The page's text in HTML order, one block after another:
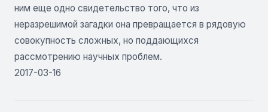
ним еще одно свидетельство того, что из
неразрешимой загадки она превращается в рядовую
совокупность сложных, но поддающихся
рассмотрению научных проблем.
2017-03-16